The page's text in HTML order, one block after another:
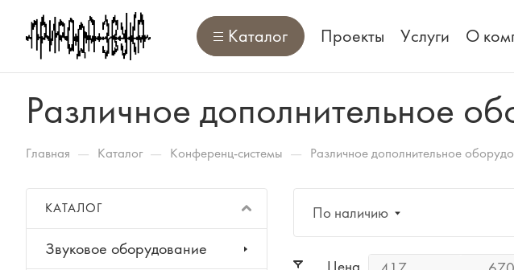
Каталог Проекты Услуги О
Различное дополнительное
Главная — Каталог — Конференц-системы — Различное дополнительное
По наличию
КАТАЛОГ
Звуковое оборудование